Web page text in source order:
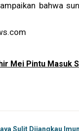
bahwa
Mei Pintu Masuk
Sulit Dijangkau